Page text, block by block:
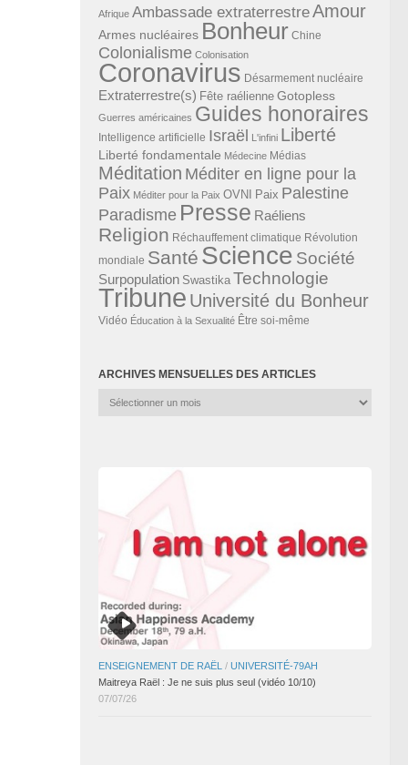
Afrique Ambassade extraterrestreAmour
Armes nucléaires Bonheur Chine
Colonialisme Colonisation
Coronavirus Désarmement nucléaire
Extraterrestre(s) Fête raélienne Gotopless
Guerres américaines Guides honoraires
Intelligence artificielle Israël L'infini Liberté
Liberté fondamentale Médecine Médias
Méditation Méditer en ligne pour la
Paix Méditer pour la Paix OVNI Paix Palestine
Paradisme Presse Raéliens
Religion Réchauffement climatique Révolution
mondiale Santé Science Société
Surpopulation Swastika Technologie
Tribune Université du Bonheur
Vidéo Éducation à la Sexualité Être soi-même
ARCHIVES MENSUELLES DES ARTICLES
Archives
ENSEIGNEMENT DE RAËL / UNIVERSITÉ-79AH
Maitreya Raël : Je ne suis plus seul (vidéo 10/10)
07/07/26